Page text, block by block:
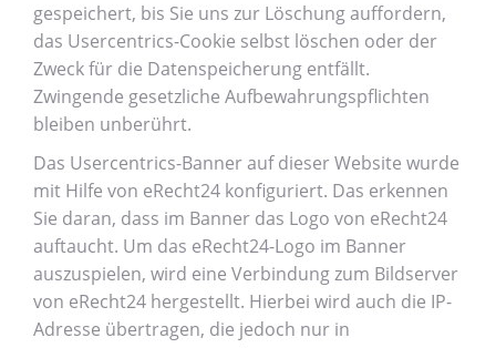
gespeichert, bis Sie uns zur Löschung auffordern,
das Usercentrics-Cookie selbst löschen oder der
Zweck für die Datenspeicherung entfällt.
Zwingende gesetzliche Aufbewahrungspflichten
bleiben unberührt.
Das Usercentrics-Banner auf dieser Website wurde
mit Hilfe von eRecht24 konfiguriert. Das erkennen
Sie daran, dass im Banner das Logo von eRecht24
auftaucht. Um das eRecht24-Logo im Banner
auszuspielen, wird eine Verbindung zum Bildserver
von eRecht24 hergestellt. Hierbei wird auch die IP-
Adresse übertragen, die jedoch nur in